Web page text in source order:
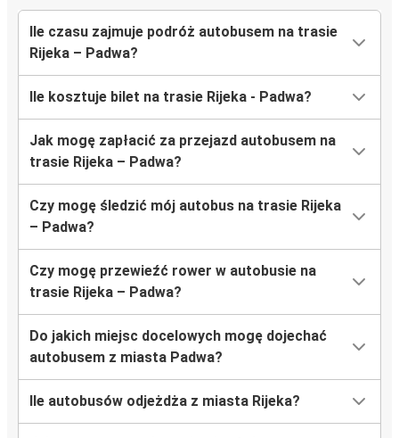
Ile czasu zajmuje podróż autobusem na trasie
Rijeka – Padwa?
Ile kosztuje bilet na trasie Rijeka - Padwa?
Jak mogę zapłacić za przejazd autobusem na
trasie Rijeka – Padwa?
Czy mogę śledzić mój autobus na trasie Rijeka
– Padwa?
Czy mogę przewieźć rower w autobusie na
trasie Rijeka – Padwa?
Do jakich miejsc docelowych mogę dojechać
autobusem z miasta Padwa?
Ile autobusów odjeżdża z miasta Rijeka?